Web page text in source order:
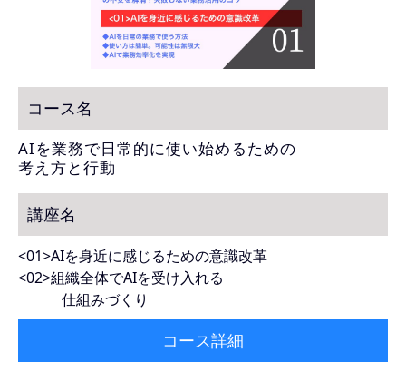
コース名
AIを業務で日常的に使い始めるための
考え方と行動
講座名
<01>AIを身近に感じるための意識改革
<02>組織全体でAIを受け入れる
仕組みづくり
コース詳細